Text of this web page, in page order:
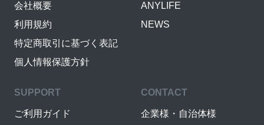
会社概要
利用規約
特定商取引に基づく表記
個人情報保護方針
ANYLIFE
NEWS
SUPPORT
ご利用ガイド
CONTACT
企業様・自治体様